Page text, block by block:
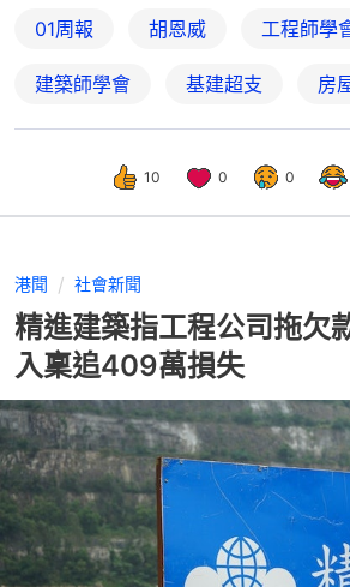
01周報 胡恩威 工程師學
建築師學會 基建超支 房
10 0 0
港聞 社會新聞
精進建築指工程公司拖欠
入稟追409萬損失